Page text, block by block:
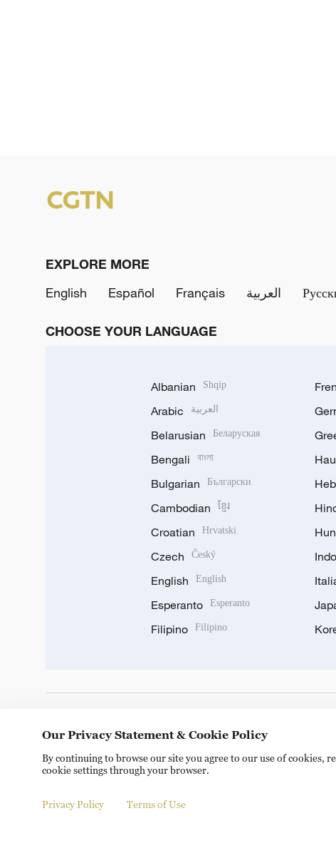
EXPLORE MORE
English
Español Français العربية
CHOOSE YOUR LANGUAGE
Albanian Shqip
Arabic العربية
Belarusian Беларуская
Bengali বাংলা
Bulgarian Български
Cambodian ខ្មែរ
Croatian Hrvatski
Czech Český
English English
Esperanto Esperanto
Filipino Filipino
Copyright © 2024 CGTN. 京ICP备20000184号
Our Privacy Statement & Cookie Policy
By continuing to browse our site you agree to our use of cookies,
cookie settings through your browser.
Privacy Policy Terms of Use